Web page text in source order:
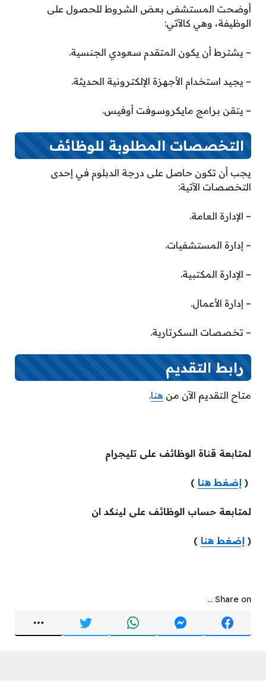
أوضحت المستشفى بعض الشروط للحصول على
الوظيفة، وهي كالآتي:
– يشترط أن يكون المتقدم سعودي الجنسية.
– يجيد استخدام الأجهزة الإلكترونية الحديثة.
– يتقن برامج مايكروسوفت أوفيس.
التخصصات المطلوبة للوظائف
يجب أن تكون حاصل على درجة الدبلوم في إحدى
التخصصات الآتية:
– الإدارة العامة.
– إدارة المستشفيات.
– الإدارة المكتبية.
– إدارة الأعمال.
– تخصصات السكرتارية.
رابط التقديم
متاح التقديم الآن من هنا.
لمتابعة قناة الوظائف على تليجرام
( إضغط هنا )
لمتابعة حساب الوظائف على لينكد ان
( إضغط هنا )
Share on ...